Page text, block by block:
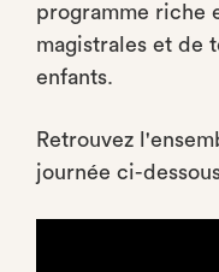
programme riche
magistrales et de
enfants.
Retrouvez
journée ci-